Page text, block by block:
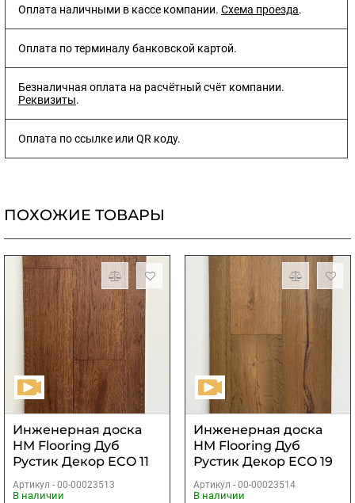
Оплата наличными в кассе компании. Схема проезда.
Оплата по терминалу банковской картой.
Безналичная оплата на расчётный счёт компании.
Реквизиты.
Оплата по ссылке или QR коду.
ПОХОЖИЕ ТОВАРЫ
Инженерная доска
HM Flooring Дуб
Рустик Декор ECO 11
UV лак
Артикул - 00-00023513
В наличии
Инженерная доска
HM Flooring Дуб
Рустик Декор ECO 19
UV лак
Артикул - 00-00023514
В наличии